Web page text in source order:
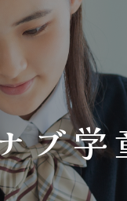
ブ学